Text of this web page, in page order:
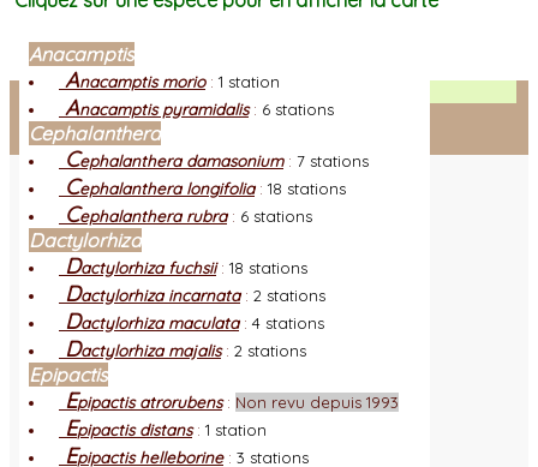
Facebook
Connexion adhérent
Anacamptis
Anacamptis morio: 1 station
Anacamptis pyramidalis: 6 stations
Cephalanthera
Cephalanthera damasonium: 7 stations
Cephalanthera longifolia: 18 stations
Cephalanthera rubra: 6 stations
Dactylorhiza
Dactylorhiza fuchsii: 18 stations
Dactylorhiza incarnata: 2 stations
Dactylorhiza maculata: 4 stations
Dactylorhiza majalis: 2 stations
Epipactis
Epipactis atrorubens: Non revu depuis 1993
Epipactis distans: 1 station
Epipactis helleborine: 3 stations